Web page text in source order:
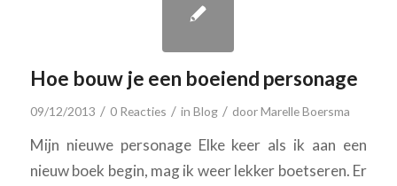
Hoe bouw je een boeiend personage
09/12/2013 / 0 Reacties / in Blog / doorMarelle Boersma
Mijn nieuwe personage Elke keer als ik aan een
nieuw boek begin, mag ik weer lekker boetseren. Er